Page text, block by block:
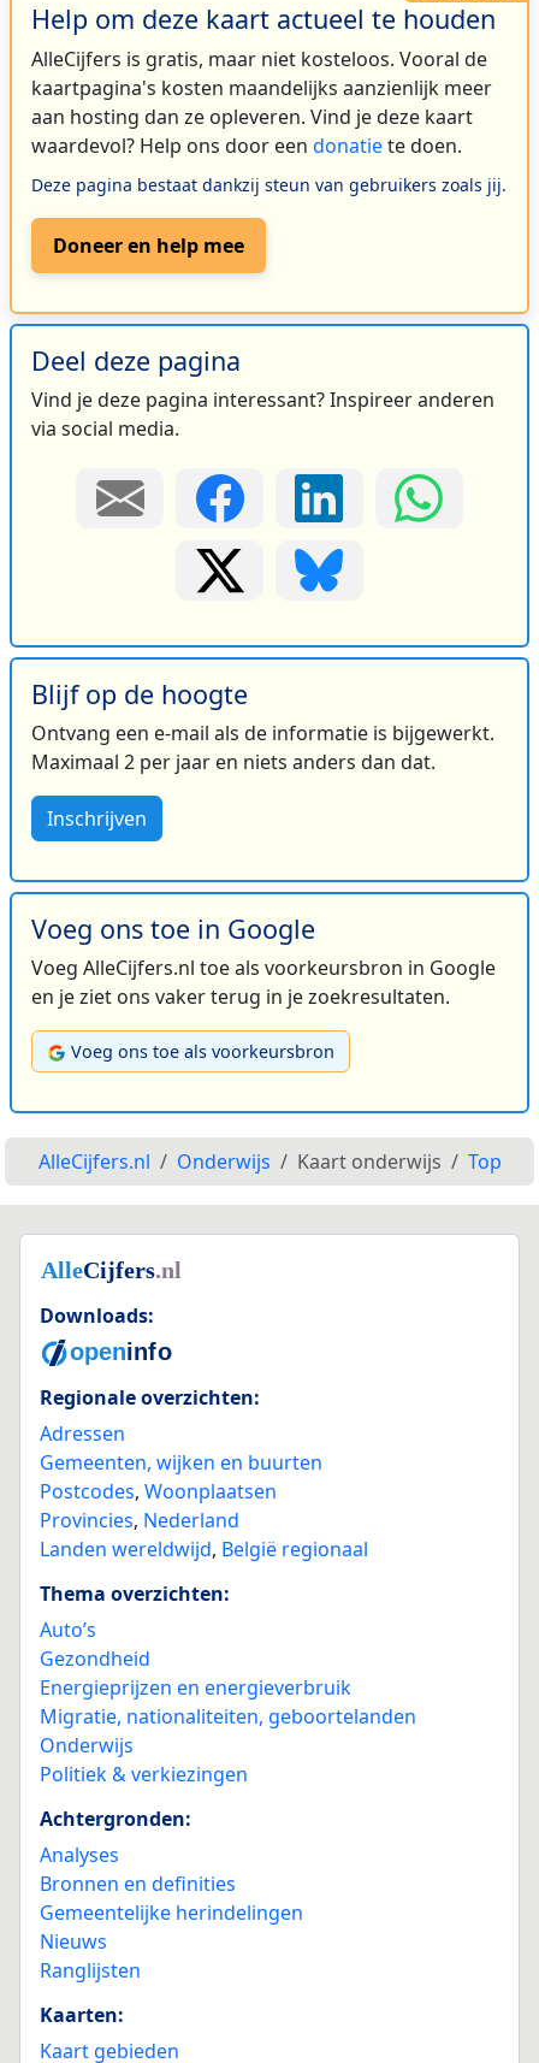
Help om deze kaart actueel te houden
AlleCijfers is gratis, maar niet kosteloos. Vooral de
kaartpagina's kosten maandelijks aanzienlijk meer
aan hosting dan ze opleveren. Vind je deze kaart
waardevol? Help ons door een donatiete doen.
Deze pagina bestaat dankzij steun van gebruikers zoals jij.
Doneer en help mee
Deel deze pagina
Vind je deze pagina interessant? Inspireer anderen
via social media.
Blijf op de hoogte
Ontvang een e-mail als de informatie is bijgewerkt.
Maximaal 2 per jaar en niets anders dan dat.
Inschrijven
Voeg ons toe in Google
Voeg AlleCijfers.nl toe als voorkeursbron in Google
en je ziet ons vaker terug in je zoekresultaten.
Voeg ons toe als voorkeursbron
AlleCijfers.nl Onderwijs Kaart onderwijs Top
Downloads:
Regionale overzichten:
Adressen
Gemeenten, wijken en buurten
Postcodes, Woonplaatsen
Provincies, Nederland
Landen wereldwijd, België regionaal
Thema overzichten:
Auto’s
Gezondheid
Energieprijzen en energieverbruik
Migratie, nationaliteiten, geboortelanden
Onderwijs
Politiek & verkiezingen
Achtergronden:
Analyses
Bronnen en definities
Gemeentelijke herindelingen
Nieuws
Ranglijsten
Kaarten:
Kaart gebieden